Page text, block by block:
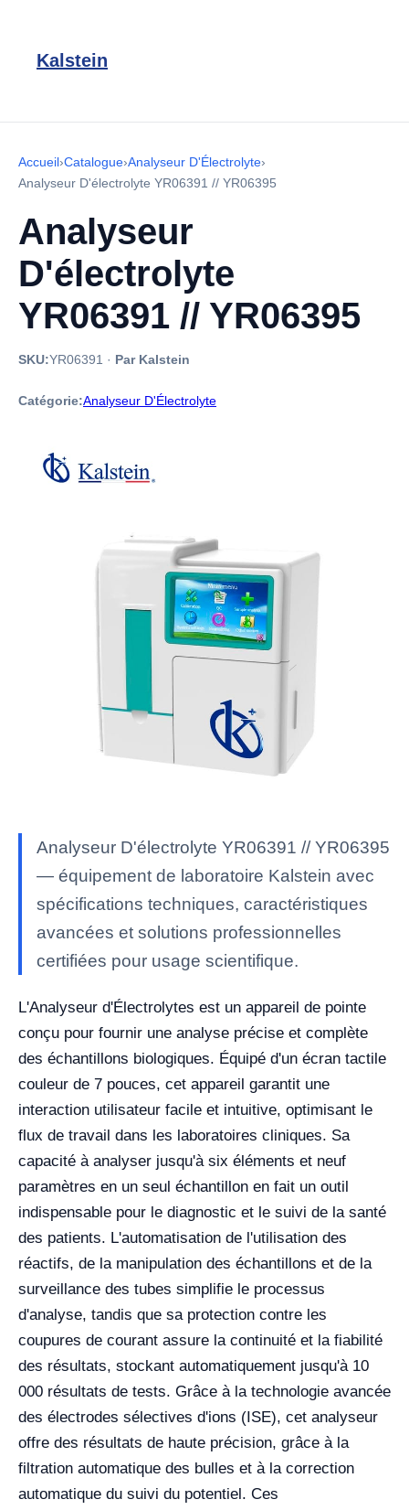
Kalstein
Accueil›Catalogue›Analyseur D'Électrolyte›
Analyseur D'électrolyte YR06391 // YR06395
Analyseur
D'électrolyte
YR06391 // YR06395
SKU:YR06391 · Par Kalstein
Catégorie:Analyseur D'Électrolyte
Analyseur D'électrolyte YR06391 // YR06395
— équipement de laboratoire Kalstein avec
spécifications techniques, caractéristiques
avancées et solutions professionnelles
certifiées pour usage scientifique.
L'Analyseur d'Électrolytes est un appareil de pointe
conçu pour fournir une analyse précise et complète
des échantillons biologiques. Équipé d'un écran tactile
couleur de 7 pouces, cet appareil garantit une
interaction utilisateur facile et intuitive, optimisant le
flux de travail dans les laboratoires cliniques. Sa
capacité à analyser jusqu'à six éléments et neuf
paramètres en un seul échantillon en fait un outil
indispensable pour le diagnostic et le suivi de la santé
des patients. L'automatisation de l'utilisation des
réactifs, de la manipulation des échantillons et de la
surveillance des tubes simplifie le processus
d'analyse, tandis que sa protection contre les
coupures de courant assure la continuité et la fiabilité
des résultats, stockant automatiquement jusqu'à 10
000 résultats de tests. Grâce à la technologie avancée
des électrodes sélectives d'ions (ISE), cet analyseur
offre des résultats de haute précision, grâce à la
filtration automatique des bulles et à la correction
automatique du suivi du potentiel. Ces